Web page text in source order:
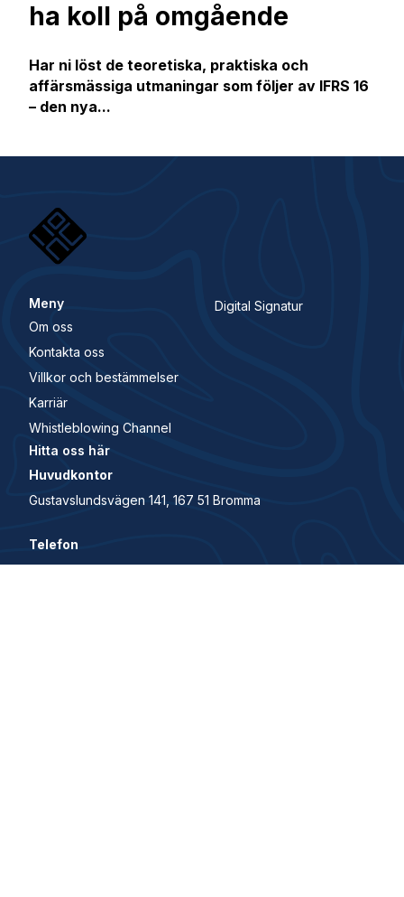
ha koll på omgående
Har ni löst de teoretiska, praktiska och
affärsmässiga utmaningar som följer av IFRS 16
– den nya...
Meny
Om oss
Kontakta oss
Villkor och bestämmelser
Karriär
Whistleblowing Channel
Digital Signatur
Hitta oss här
Huvudkontor
Gustavslundsvägen 141, 167 51 Bromma
Telefon
+46 81 21070 70